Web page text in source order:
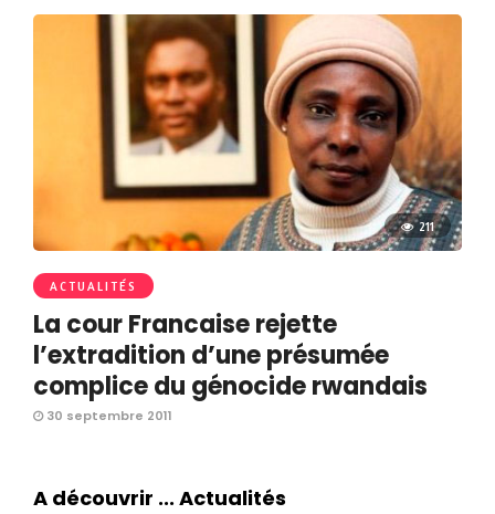
211
ACTUALITÉS
La cour Francaise rejette
l’extradition d’une présumée
complice du génocide rwandais
30 septembre 2011
A découvrir ... Actualités